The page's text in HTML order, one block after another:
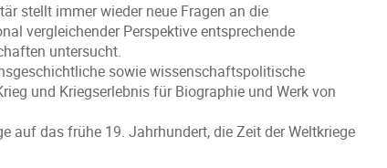
stellt immer wieder neue Fragen an die
vergleichender Perspektive entsprechende
untersucht.
sowie wissenschaftspolitische
und Kriegserlebnis für Biographie und Werk von
auf das frühe 19. Jahrhundert, die Zeit der Weltkriege